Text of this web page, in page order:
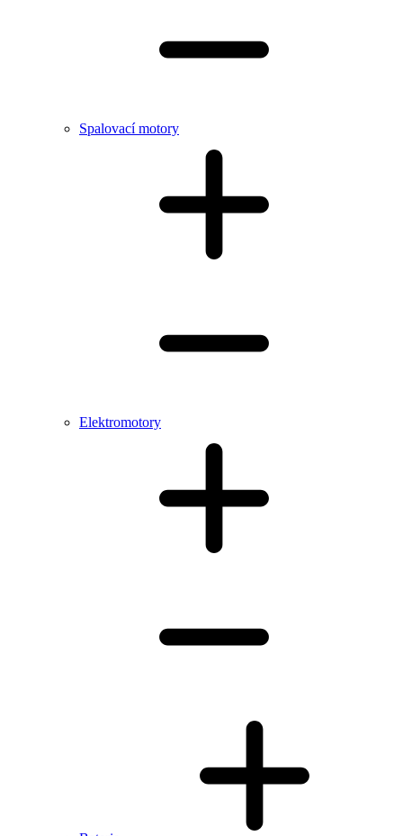
Spalovací motory
Elektromotory